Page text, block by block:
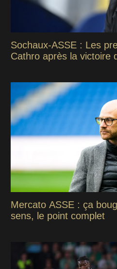
Sochaux-ASSE : Les
Cathro après la victoire
Mercato ASSE : ça
sens, le point complet